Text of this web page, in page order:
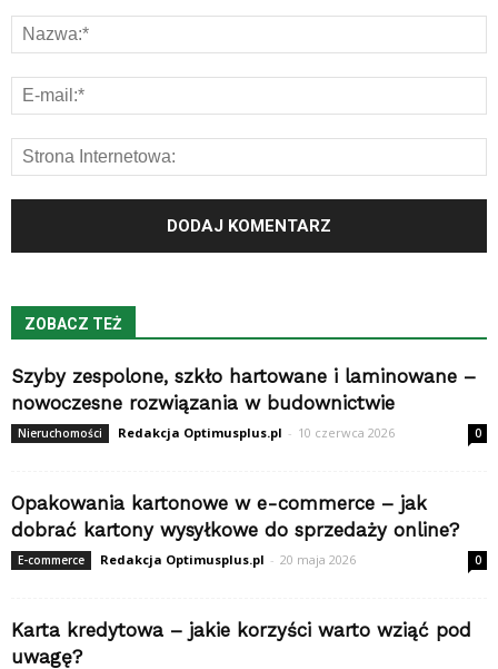
ZOBACZ TEŻ
Szyby zespolone, szkło hartowane i laminowane –
nowoczesne rozwiązania w budownictwie
Nieruchomości Redakcja Optimusplus.pl - 10 czerwca 2026 0
Opakowania kartonowe w e-commerce – jak
dobrać kartony wysyłkowe do sprzedaży online?
E-commerce Redakcja Optimusplus.pl - 20 maja 2026 0
Karta kredytowa – jakie korzyści warto wziąć pod
uwagę?